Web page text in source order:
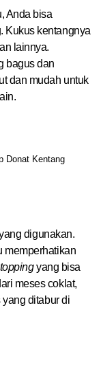
Anda bisa
Kukus kentangnya
lainnya.
bagus dan
dan mudah untuk
Donat Kentang
digunakan.
memperhatikan
toppingyang bisa
meses coklat,
ditabur di